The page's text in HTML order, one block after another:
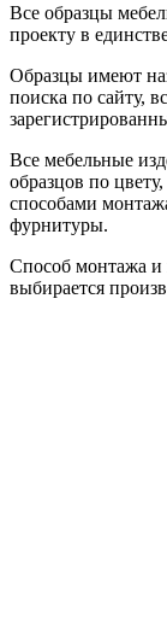
Все образцы
проекту в
Образцы имеют
поиска по сайту,
Все мебельные
образцов по
способами
фурнитуры.
Способ монтажа и
выбирается